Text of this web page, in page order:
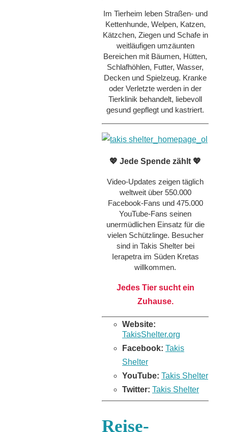
Im Tierheim leben Straßen- und
Kettenhunde, Welpen, Katzen,
Kätzchen, Ziegen und Schafe in
weitläufigen umzäunten
Bereichen mit Bäumen, Hütten,
Schlafhöhlen, Futter, Wasser,
Decken und Spielzeug. Kranke
oder Verletzte werden in der
Tierklinik behandelt, liebevoll
gesund gepflegt und kastriert.
💖 Jede Spende zählt 💖
Video-Updates zeigen täglich
weltweit über 550.000
Facebook-Fans und 475.000
YouTube-Fans seinen
unermüdlichen Einsatz für die
vielen Schützlinge. Besucher
sind in Takis Shelter bei
Ierapetra im Süden Kretas
willkommen.
Jedes Tier sucht ein
Zuhause.
Website:
TakisShelter.org
Facebook: Takis
Shelter
YouTube: Takis Shelter
Twitter: Takis Shelter
Reise-